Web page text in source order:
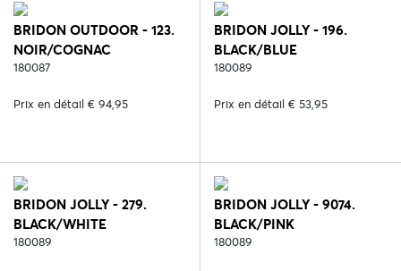
BRIDON OUTDOOR - 123.
NOIR/COGNAC
180087
Prix en détail € 94,95
BRIDON JOLLY - 196.
BLACK/BLUE
180089
Prix en détail € 53,95
BRIDON JOLLY - 279.
BLACK/WHITE
180089
BRIDON JOLLY - 9074.
BLACK/PINK
180089